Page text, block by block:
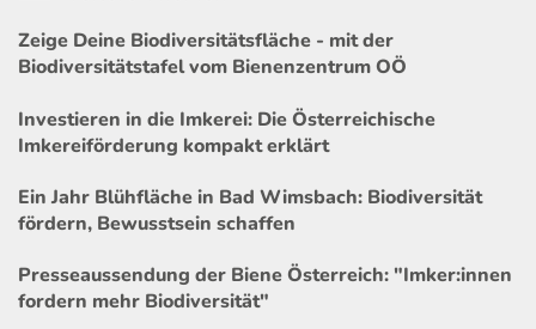
Zeige Deine Biodiversitätsfläche - mit der
Biodiversitätstafel vom Bienenzentrum OÖ
Investieren in die Imkerei: Die Österreichische
Imkereiförderung kompakt erklärt
Ein Jahr Blühfläche in Bad Wimsbach: Biodiversität
fördern, Bewusstsein schaffen
Presseaussendung der Biene Österreich: "Imker:innen
fordern mehr Biodiversität"